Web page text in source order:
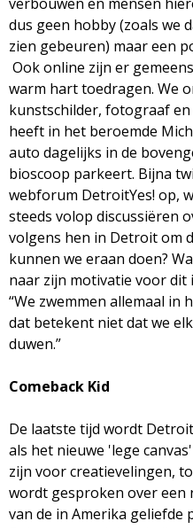
dus geen hobby (zoals we
zien gebeuren) maar een
Ook online zijn er
warm hart toedragen. We
kunstschilder, fotograaf
heeft in het beroemde
auto dagelijks in de
bioscoop parkeert. Bijna
webforum DetroitYes! op,
steeds volop discussiëren
volgens hen in Detroit om
kunnen we eraan doen?
naar zijn motivatie voor
“We zwemmen allemaal
dat betekent niet dat we
duwen.”
Comeback Kid
De laatste tijd wordt
als het nieuwe 'lege
zijn voor creatievelingen,
wordt gesproken over een
van de in Amerika geliefde